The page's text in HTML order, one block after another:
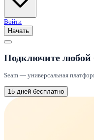
Войти
Начать
Подключите любой
Seam — универсальная
15 дней бесплатно